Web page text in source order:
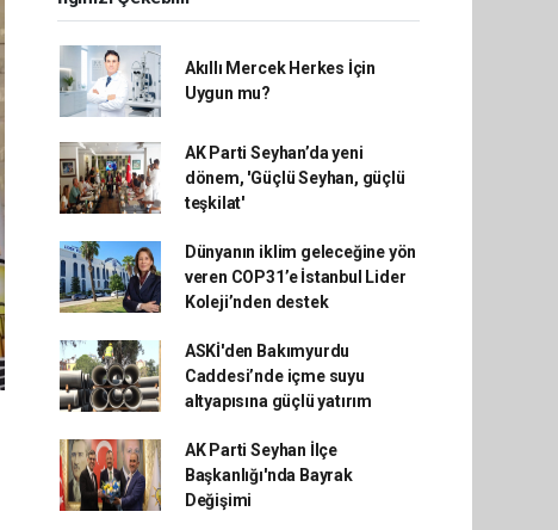
Akıllı Mercek Herkes İçin
Uygun mu?
AK Parti Seyhan’da yeni
dönem, 'Güçlü Seyhan, güçlü
teşkilat'
Dünyanın iklim geleceğine yön
veren COP31’e İstanbul Lider
Koleji’nden destek
ASKİ'den Bakımyurdu
Caddesi’nde içme suyu
altyapısına güçlü yatırım
AK Parti Seyhan İlçe
Başkanlığı'nda Bayrak
Değişimi